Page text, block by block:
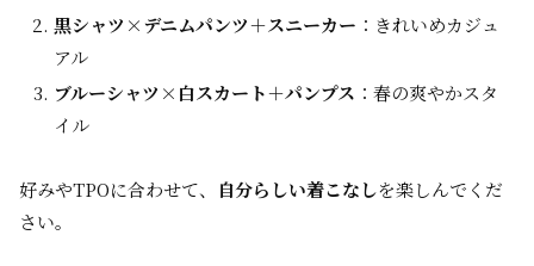
黒シャツ×デニムパンツ＋スニーカー ：きれいめカジュ
アル
ブルーシャツ×白スカート＋パンプス ：春の爽やかスタ
イル
好みやTPOに合わせて、 自分らしい着こなしを楽しんでくだ
さい。